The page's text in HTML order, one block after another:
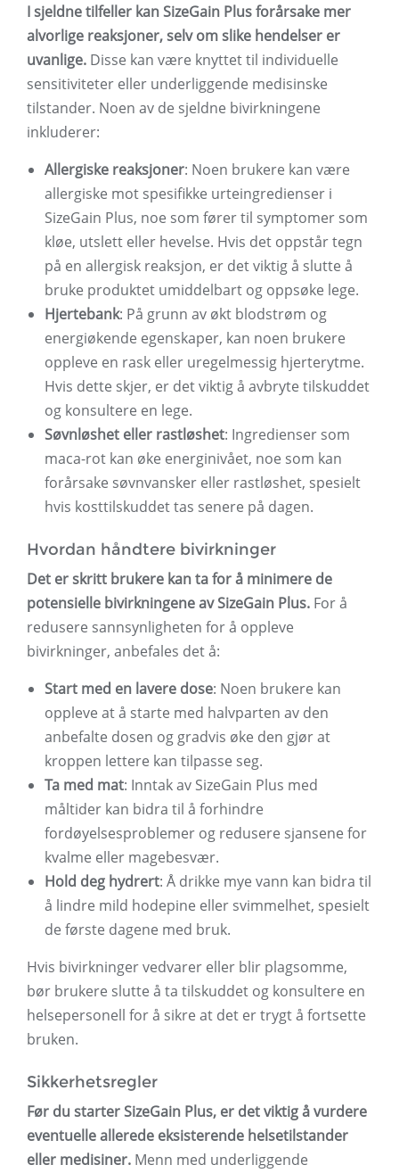
I sjeldne tilfeller kan SizeGain Plus forårsake mer
alvorlige reaksjoner, selv om slike hendelser er
uvanlige. Disse kan være knyttet til individuelle
sensitiviteter eller underliggende medisinske
tilstander. Noen av de sjeldne bivirkningene
inkluderer:
Allergiske reaksjoner: Noen brukere kan være
allergiske mot spesifikke urteingredienser i
SizeGain Plus, noe som fører til symptomer som
kløe, utslett eller hevelse. Hvis det oppstår tegn
på en allergisk reaksjon, er det viktig å slutte å
bruke produktet umiddelbart og oppsøke lege.
Hjertebank: På grunn av økt blodstrøm og
energiøkende egenskaper, kan noen brukere
oppleve en rask eller uregelmessig hjerterytme.
Hvis dette skjer, er det viktig å avbryte tilskuddet
og konsultere en lege.
Søvnløshet eller rastløshet: Ingredienser som
maca-rot kan øke energinivået, noe som kan
forårsake søvnvansker eller rastløshet, spesielt
hvis kosttilskuddet tas senere på dagen.
Hvordan håndtere bivirkninger
Det er skritt brukere kan ta for å minimere de
potensielle bivirkningene av SizeGain Plus. For å
redusere sannsynligheten for å oppleve
bivirkninger, anbefales det å:
Start med en lavere dose: Noen brukere kan
oppleve at å starte med halvparten av den
anbefalte dosen og gradvis øke den gjør at
kroppen lettere kan tilpasse seg.
Ta med mat: Inntak av SizeGain Plus med
måltider kan bidra til å forhindre
fordøyelsesproblemer og redusere sjansene for
kvalme eller magebesvær.
Hold deg hydrert: Å drikke mye vann kan bidra til
å lindre mild hodepine eller svimmelhet, spesielt
de første dagene med bruk.
Hvis bivirkninger vedvarer eller blir plagsomme,
bør brukere slutte å ta tilskuddet og konsultere en
helsepersonell for å sikre at det er trygt å fortsette
bruken.
Sikkerhetsregler
Før du starter SizeGain Plus, er det viktig å vurdere
eventuelle allerede eksisterende helsetilstander
eller medisiner. Menn med underliggende